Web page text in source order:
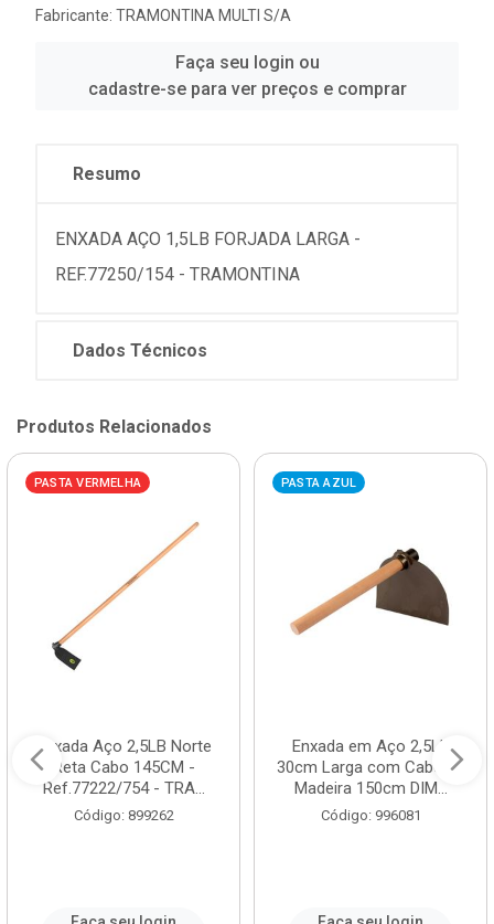
Fabricante: TRAMONTINA MULTI S/A
Faça seu login ou
cadastre-se para ver preços e comprar
Resumo
ENXADA AÇO 1,5LB FORJADA LARGA -
REF.77250/154 - TRAMONTINA
Dados Técnicos
Produtos Relacionados
PASTA VERMELHA
Enxada Aço 2,5LB Norte
Reta Cabo 145CM -
Ref.77222/754 - TRA...
Código: 899262
PASTA AZUL
Enxada em Aço 2,5Lb
30cm Larga com Cabo de
Madeira 150cm DIM...
Código: 996081